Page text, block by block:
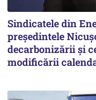
Sindicatele din
preşedintele
decarbonizării şi
modificării